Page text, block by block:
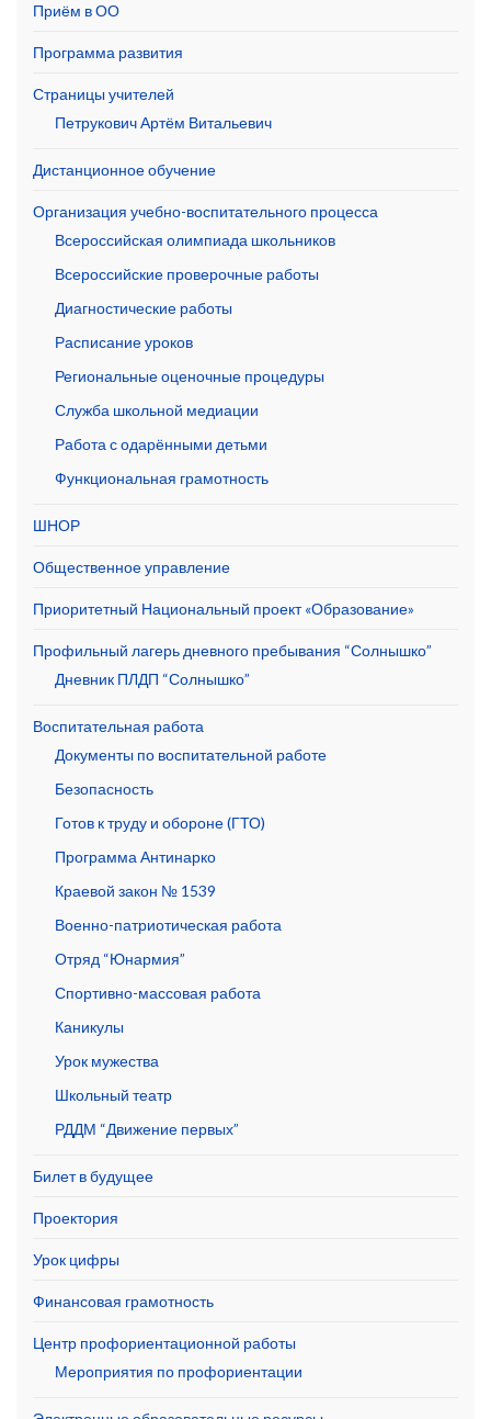
Приём в ОО
Программа развития
Страницы учителей
Петрукович Артём Витальевич
Дистанционное обучение
Организация учебно-воспитательного процесса
Всероссийская олимпиада школьников
Всероссийские проверочные работы
Диагностические работы
Расписание уроков
Региональные оценочные процедуры
Служба школьной медиации
Работа с одарёнными детьми
Функциональная грамотность
ШНОР
Общественное управление
Приоритетный Национальный проект «Образование»
Профильный лагерь дневного пребывания “Солнышко”
Дневник ПЛДП “Солнышко”
Воспитательная работа
Документы по воспитательной работе
Безопасность
Готов к труду и обороне (ГТО)
Программа Антинарко
Краевой закон № 1539
Военно-патриотическая работа
Отряд “Юнармия”
Спортивно-массовая работа
Каникулы
Урок мужества
Школьный театр
РДДМ “Движение первых”
Билет в будущее
Проектория
Урок цифры
Финансовая грамотность
Центр профориентационной работы
Мероприятия по профориентации